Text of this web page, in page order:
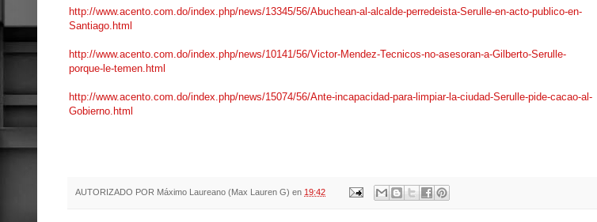
http://www.acento.com.do/index.php/news/13345/56/Abuchean-al-alcalde-perredeista-Serulle-en-acto-publico-en-
Santiago.html
http://www.acento.com.do/index.php/news/10141/56/Victor-Mendez-Tecnicos-no-asesoran-a-Gilberto-Serulle-
porque-le-temen.html
http://www.acento.com.do/index.php/news/15074/56/Ante-incapacidad-para-limpiar-la-ciudad-Serulle-pide-cacao-al-
Gobierno.html
AUTORIZADO POR Máximo Laureano (Max Lauren G) en 19:42